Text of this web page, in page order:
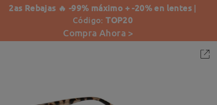
2as Rebajas 🔥 -99% máximo + -20% en lentes |
Código:TOP20
Compra Ahora >